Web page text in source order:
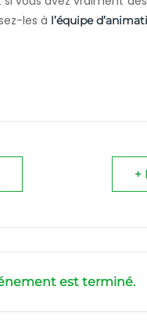
les à l’équipe
+
est terminé.